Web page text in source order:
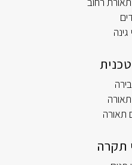
גינה
תאורה
תאורה
תקרה